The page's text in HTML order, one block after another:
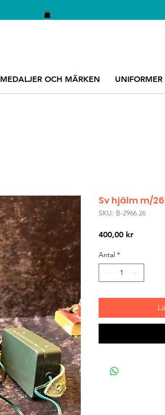
MEDALJER OCH MÄRKEN
Sv hjälm m/
SKU: B-2966.26
400,00 krPris
Antal *